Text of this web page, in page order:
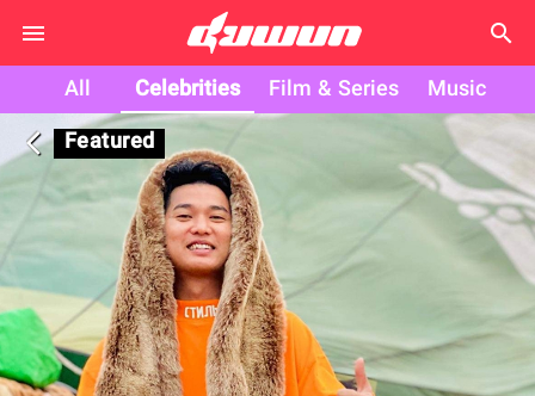
search
All Celebrities Film & Series
Music
Featured
arrow_back_ios